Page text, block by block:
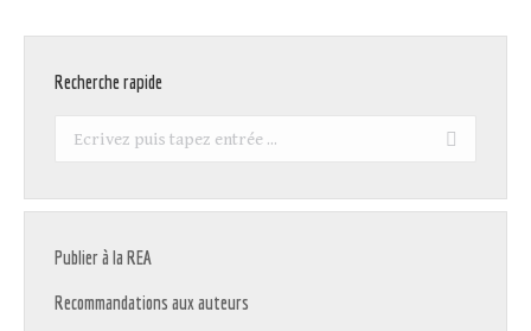
Recherche rapide
Recherche
Publier à la REA
Recommandations aux auteurs